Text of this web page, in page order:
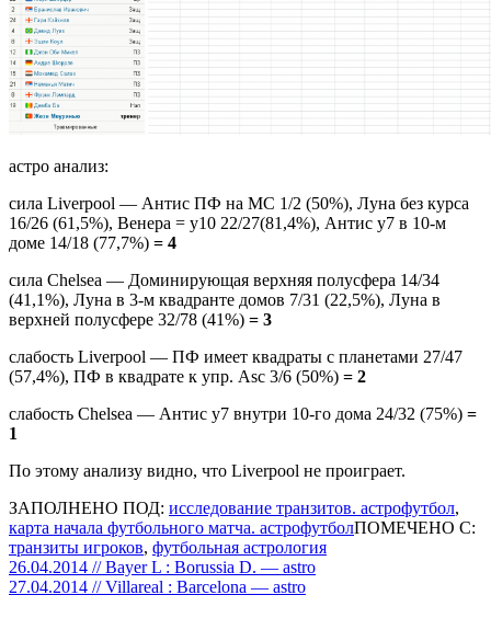
астро анализ:
сила Liverpool — Антис ПФ на МС 1/2 (50%), Луна без курса
16/26 (61,5%), Венера = у10 22/27(81,4%), Антис у7 в 10-м
доме 14/18 (77,7%) = 4
сила Chelsea — Доминирующая верхняя полусфера 14/34
(41,1%), Луна в 3-м квадранте домов 7/31 (22,5%), Луна в
верхней полусфере 32/78 (41%) = 3
слабость Liverpool — ПФ имеет квадраты с планетами 27/47
(57,4%), ПФ в квадрате к упр. Asc 3/6 (50%) = 2
слабость Chelsea — Антис у7 внутри 10-го дома 24/32 (75%) =
1
По этому анализу видно, что Liverpool не проиграет.
ЗАПОЛНЕНО ПОД: исследование транзитов. астрофутбол,
карта начала футбольного матча. астрофутболПОМЕЧЕНО С:
транзиты игроков, футбольная астрология
Навигация
по
26.04.2014 // Bayer L : Borussia D. — astro
27.04.2014 // Villareal : Barcelona — astro